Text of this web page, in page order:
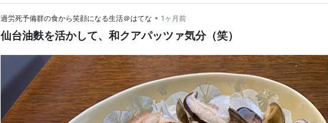
過労死予備群の食から笑顔になる生活＠はてな • 1ヶ月前
仙台油麩を活かして、和クアパッツァ気分（笑）